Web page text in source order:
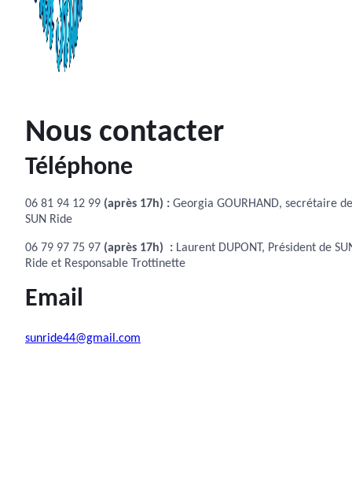
Nous contacter
Téléphone
06 81 94 12 99 (après 17h) : Georgia GOURHAND, secrétaire de
SUN Ride
06 79 97 75 97 (après 17h) : Laurent DUPONT, Président de
Ride et Responsable Trottinette
Email
sunride44@gmail.com